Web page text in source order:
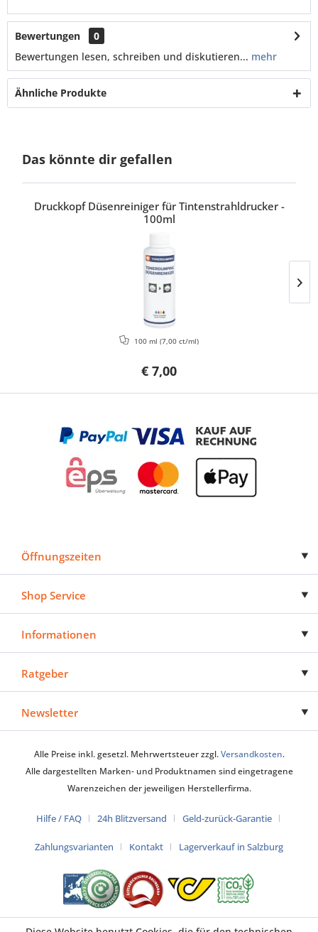
Bewertungen
0
Bewertungen lesen, schreiben und diskutieren... mehr
Ähnliche Produkte
Das könnte dir gefallen
Druckkopf Düsenreiniger für Tintenstrahldrucker -
100ml
€ 7,00
100 ml (7,00 ct/ml)
Öffnungszeiten
Shop Service
Informationen
Ratgeber
Newsletter
Alle Preise inkl. gesetzl. Mehrwertsteuer zzgl.Versandkosten.
Alle dargestellten Marken- und Produktnamen sind eingetragene
Warenzeichen der jeweiligen Herstellerfirma.
Hilfe / FAQ 24h Blitzversand Geld-zurück-Garantie
Zahlungsvarianten Kontakt Lagerverkauf in Salzburg